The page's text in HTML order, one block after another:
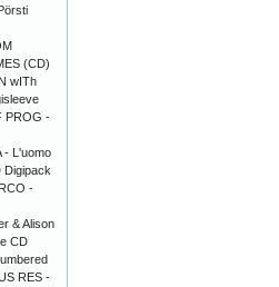
(CD)
wITh
PROG -
- L'uomo
Digipack
-
& Alison
CD
RES -